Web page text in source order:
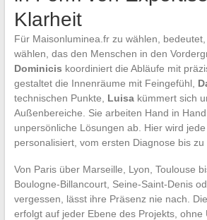
Klarheit
Für Maisonluminea.fr zu wählen,
wählen, das den Menschen in den
Dominicis koordiniert die Abläufe mit
gestaltet die Innenräume mit Feingefühl,
technischen Punkte, Luisakümmert sich
Außenbereiche. Sie arbeiten Hand in
unpersönliche Lösungen ab. Hier wird
personalisiert, vom ersten Diagnose bis zu
Von Paris über Marseille, Lyon, Toulouse
Boulogne-Billancourt, Seine-Saint-Denis
vergessen, lässt ihre Präsenz nie nach.
erfolgt auf jeder Ebene des Projekts, ohne